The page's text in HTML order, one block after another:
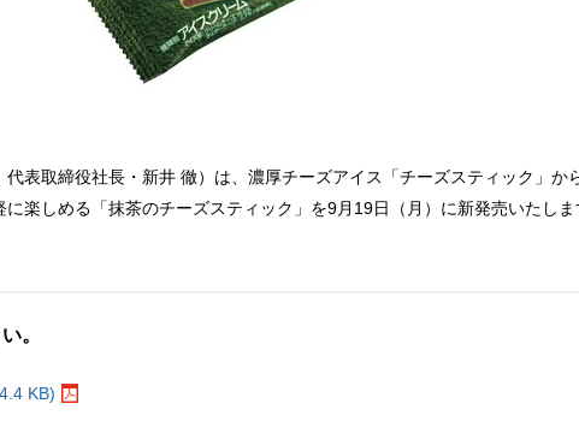
表取締役社長・新井 徹）は、濃厚チーズアイス「チーズスティック」か
楽しめる「抹茶のチーズスティック」を9月19日（月）に新発売いたしま
。
KB)